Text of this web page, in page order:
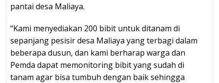
pantai desa Maliaya.
“Kami menyediakan 200 bibit untuk ditanam di
sepanjang pesisir desa Maliaya yang terbagi dalam
beberapa dusun, dan kami berharap warga dan
Pemda dapat memonitoring bibit yang sudah di
tanam agar bisa tumbuh dengan baik sehingga